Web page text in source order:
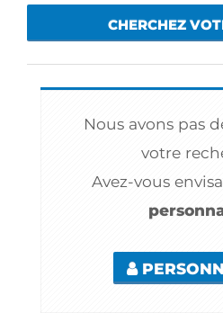
CHERCHEZ
Nous avons pas
votre
Avez-vous